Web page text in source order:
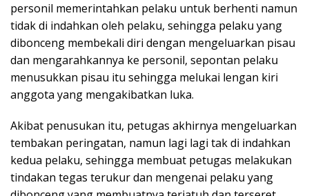
personil memerintahkan pelaku untuk berhenti namun
tidak di indahkan oleh pelaku, sehingga pelaku yang
dibonceng membekali diri dengan mengeluarkan pisau
dan mengarahkannya ke personil, sepontan pelaku
menusukkan pisau itu sehingga melukai lengan kiri
anggota yang mengakibatkan luka.
Akibat penusukan itu, petugas akhirnya mengeluarkan
tembakan peringatan, namun lagi lagi tak di indahkan
kedua pelaku, sehingga membuat petugas melakukan
tindakan tegas terukur dan mengenai pelaku yang